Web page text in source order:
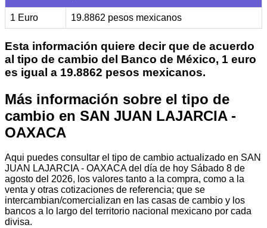
1 Euro 19.8862 pesos mexicanos
Esta información quiere decir que de acuerdo
al tipo de cambio del Banco de México, 1 euro
es igual a 19.8862 pesos mexicanos.
Más información sobre el tipo de
cambio en SAN JUAN LAJARCIA -
OAXACA
Aqui puedes consultar el tipo de cambio actualizado en SAN
JUAN LAJARCIA - OAXACA del día de hoy Sábado 8 de
agosto del 2026, los valores tanto a la compra, como a la
venta y otras cotizaciones de referencia; que se
intercambian/comercializan en las casas de cambio y los
bancos a lo largo del territorio nacional mexicano por cada
divisa.